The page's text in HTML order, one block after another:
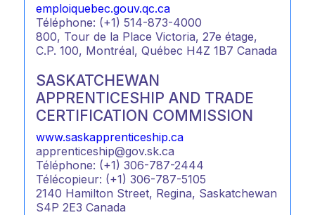
emploiquebec.gouv.qc.ca
Téléphone: (+1) 514-873-4000
800, Tour de la Place Victoria, 27e étage,
C.P. 100, Montréal, Québec H4Z 1B7 Canada
SASKATCHEWAN
APPRENTICESHIP AND TRADE
CERTIFICATION COMMISSION
www.saskapprenticeship.ca
apprenticeship@gov.sk.ca
Téléphone: (+1) 306-787-2444
Télécopieur: (+1) 306-787-5105
2140 Hamilton Street, Regina, Saskatchewan
S4P 2E3 Canada